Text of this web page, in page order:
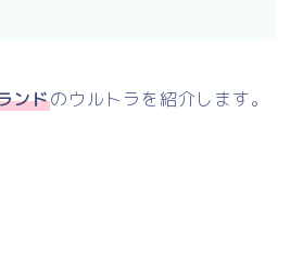
ンドのウルトラを紹介します。